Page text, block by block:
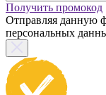
Получить промокод
Отправляя данную
персональных